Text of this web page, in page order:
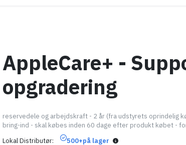
AppleCare+ -
opgradering
reservedele og arbejdskraft - 2 år (fra udstyrets oprindelig
bring-ind - skal købes inden 60 dage efter produkt købet -
Lokal Distributør
500+på lager